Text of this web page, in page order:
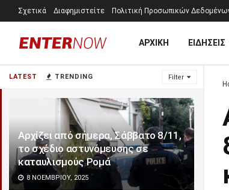
LATEST TRENDING Filter
Αρχίζει από σήμερα, Σάββατο 8/11,
το σχέδιο αστυνόμευσης σε
καταυλισμούς Ρομά
8 ΝΟΕΜΒΡΊΟΥ, 2025
Σχετικά Διαφημιστείτε Πολιτική Προσωπικών
ΑΡΧΙΚΗ ΕΙΔΗΣΕΙΣ